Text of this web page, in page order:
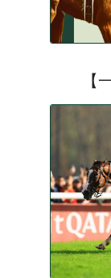
【